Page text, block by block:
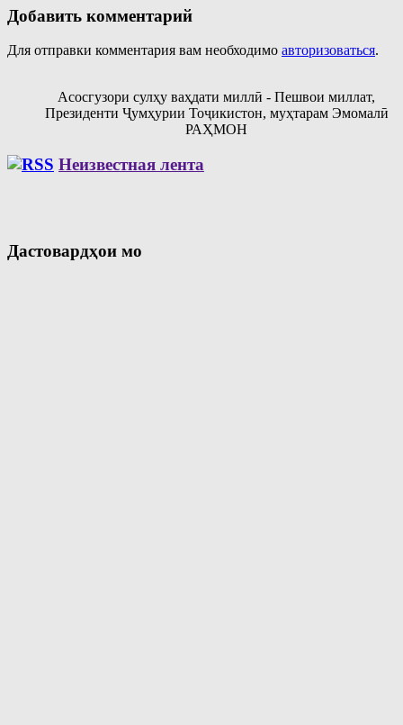
Добавить комментарий
Для отправки комментария вам необходимо авторизоваться.
Асосгузори сулҳу ваҳдати миллӣ - Пешвои миллат,
Президенти Ҷумҳурии Тоҷикистон, муҳтарам Эмомалӣ
РАҲМОН
Неизвестная лента
Дастовардҳои мо